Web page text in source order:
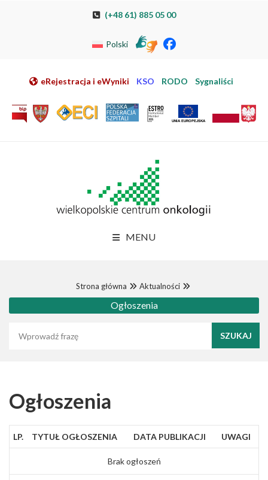
Przeskocz do nawigacji
Przejdź do mapy strony
Przejdź do elektronicznej rejestracji pacjenta
(+48 61) 885 05 00
Polski
eRejestracja i eWyniki KSO RODO Sygnaliści
MENU
Strona główna Aktualności
Ogłoszenia
Ogłoszenia
LP. TYTUŁ OGŁOSZENIA DATA PUBLIKACJI UWAGI
Brak ogłoszeń